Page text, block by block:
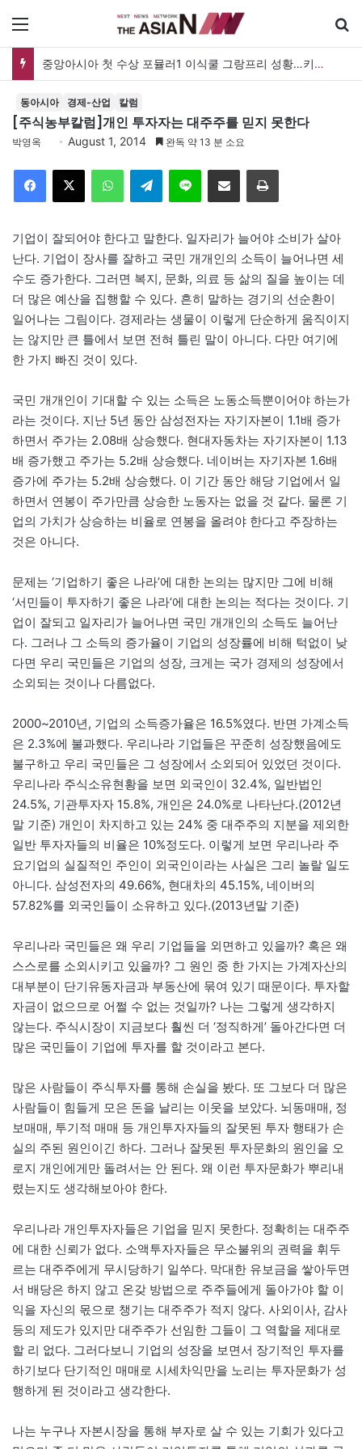
중앙아시아 첫 수상 포뮬러1 이식쿨 그랑프리 성황…키르기스스탄, 대회 연례화 추진
동아시아 경제-산업 칼럼
[주식농부칼럼]개인 투자자는 대주주를 믿지 못한다
박영옥 August 1, 2014 완독 약 13 분 소요
Telegram 이메일
기업이 잘되어야 한다고 말한다. 일자리가 늘어야 소비가 살아
난다. 기업이 장사를 잘하고 국민 개개인의 소득이 늘어나면 세
수도 증가한다. 그러면 복지, 문화, 의료 등 삶의 질을 높이는 데
더 많은 예산을 집행할 수 있다. 흔히 말하는 경기의 선순환이
일어나는 그림이다. 경제라는 생물이 이렇게 단순하게 움직이지
는 않지만 큰 틀에서 보면 전혀 틀린 말이 아니다. 다만 여기에
한 가지 빠진 것이 있다.
국민 개개인이 기대할 수 있는 소득은 노동소득뿐이어야 하는가
라는 것이다. 지난 5년 동안 삼성전자는 자기자본이 1.1배 증가
하면서 주가는 2.08배 상승했다. 현대자동차는 자기자본이 1.13
배 증가했고 주가는 5.2배 상승했다. 네이버는 자기자본 1.6배
증가에 주가는 5.2배 상승했다. 이 기간 동안 해당 기업에서 일
하면서 연봉이 주가만큼 상승한 노동자는 없을 것 같다. 물론 기
업의 가치가 상승하는 비율로 연봉을 올려야 한다고 주장하는
것은 아니다.
문제는 ‘기업하기 좋은 나라’에 대한 논의는 많지만 그에 비해
‘서민들이 투자하기 좋은 나라’에 대한 논의는 적다는 것이다. 기
업이 잘되고 일자리가 늘어나면 국민 개개인의 소득도 늘어난
다. 그러나 그 소득의 증가율이 기업의 성장률에 비해 턱없이 낮
다면 우리 국민들은 기업의 성장, 크게는 국가 경제의 성장에서
소외되는 것이나 다름없다.
2000~2010년, 기업의 소득증가율은 16.5%였다. 반면 가계소득
은 2.3%에 불과했다. 우리나라 기업들은 꾸준히 성장했음에도
불구하고 우리 국민들은 그 성장에서 소외되어 있었던 것이다.
우리나라 주식소유현황을 보면 외국인이 32.4%, 일반법인
24.5%, 기관투자자 15.8%, 개인은 24.0%로 나타난다.(2012년
말 기준) 개인이 차지하고 있는 24% 중 대주주의 지분을 제외한
일반 투자자들의 비율은 10%정도다. 이렇게 보면 우리나라 주
요기업의 실질적인 주인이 외국인이라는 사실은 그리 놀랄 일도
아니다. 삼성전자의 49.66%, 현대차의 45.15%, 네이버의
57.82%를 외국인들이 소유하고 있다.(2013년말 기준)
우리나라 국민들은 왜 우리 기업들을 외면하고 있을까? 혹은 왜
스스로를 소외시키고 있을까? 그 원인 중 한 가지는 가계자산의
대부분이 단기유동자금과 부동산에 묶여 있기 때문이다. 투자할
자금이 없으므로 어쩔 수 없는 것일까? 나는 그렇게 생각하지
않는다. 주식시장이 지금보다 훨씬 더 ‘정직하게’ 돌아간다면 더
많은 국민들이 기업에 투자를 할 것이라고 본다.
많은 사람들이 주식투자를 통해 손실을 봤다. 또 그보다 더 많은
사람들이 힘들게 모은 돈을 날리는 이웃을 보았다. 뇌동매매, 정
보매매, 투기적 매매 등 개인투자자들의 잘못된 투자 행태가 손
실의 주된 원인이긴 하다. 그러나 잘못된 투자문화의 원인을 오
로지 개인에게만 돌려서는 안 된다. 왜 이런 투자문화가 뿌리내
렸는지도 생각해보아야 한다.
우리나라 개인투자자들은 기업을 믿지 못한다. 정확히는 대주주
에 대한 신뢰가 없다. 소액투자자들은 무소불위의 권력을 휘두
르는 대주주에게 무시당하기 일쑤다. 막대한 유보금을 쌓아두면
서 배당은 하지 않고 온갖 방법으로 주주들에게 돌아가야 할 이
익을 자신의 몫으로 챙기는 대주주가 적지 않다. 사외이사, 감사
등의 제도가 있지만 대주주가 선임한 그들이 그 역할을 제대로
할 리 없다. 그러다보니 기업의 성장을 보면서 장기적인 투자를
하기보다 단기적인 매매로 시세차익만을 노리는 투자문화가 성
행하게 된 것이라고 생각한다.
나는 누구나 자본시장을 통해 부자로 살 수 있는 기회가 있다고